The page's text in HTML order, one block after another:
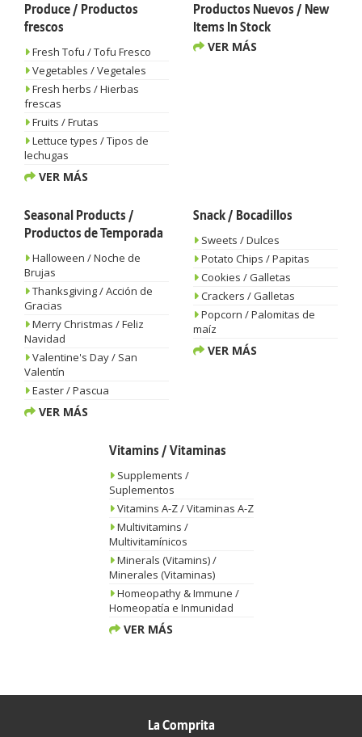
Produce / Productos
frescos
Fresh Tofu / Tofu Fresco
Vegetables / Vegetales
Fresh herbs / Hierbas
frescas
Fruits / Frutas
Lettuce types / Tipos de
lechugas
VER MÁS
Productos Nuevos / New
Items In Stock
VER MÁS
Seasonal Products /
Productos de Temporada
Halloween / Noche de
Brujas
Thanksgiving / Acción de
Gracias
Merry Christmas / Feliz
Navidad
Valentine's Day / San
Valentín
Easter / Pascua
VER MÁS
Snack / Bocadillos
Sweets / Dulces
Potato Chips / Papitas
Cookies / Galletas
Crackers / Galletas
Popcorn / Palomitas de
maíz
VER MÁS
Vitamins / Vitaminas
Supplements /
Suplementos
Vitamins A-Z / Vitaminas A-Z
Multivitamins /
Multivitamínicos
Minerals (Vitamins) /
Minerales (Vitaminas)
Homeopathy & Immune /
Homeopatía e Inmunidad
VER MÁS
La Comprita